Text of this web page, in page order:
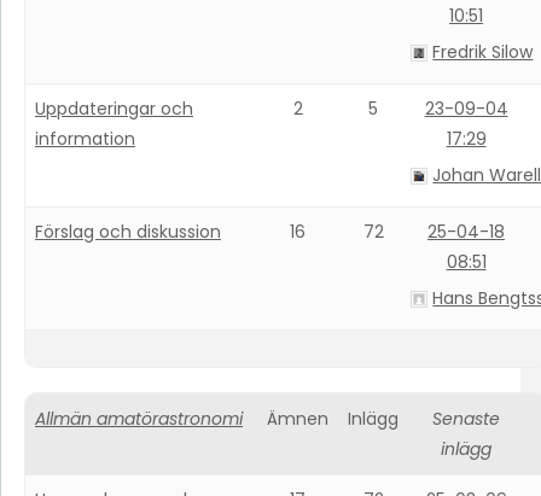
10:51
Fredrik Silow
Uppdateringar och
information
2 5
23-09-04
17:29
Johan Warell
Förslag och diskussion 16 72
25-04-18
08:51
Hans
Allmän amatörastronomi Ämnen Inlägg
Senaste
inlägg